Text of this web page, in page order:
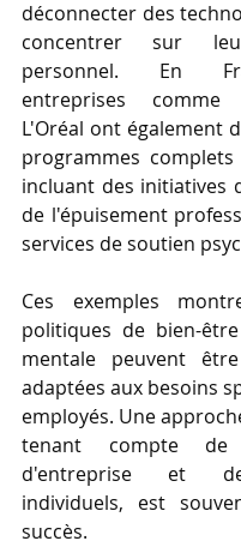
déconnecter des
concentrer sur
personnel. En
entreprises
L'Oréal ont également
programmes
incluant des initiatives
de l'épuisement
services de soutien
Ces exemples
politiques de bien-
mentale peuvent
adaptées aux besoins
employés. Une
tenant compte
d'entreprise et
individuels, est
succès.